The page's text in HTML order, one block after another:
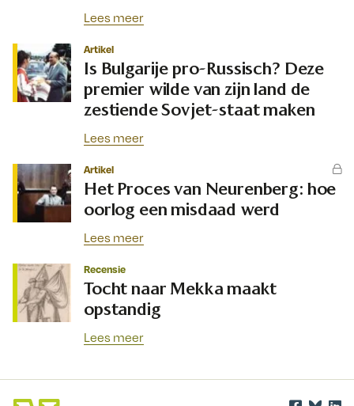
Lees meer
Artikel
Is Bulgarije pro-Russisch? Deze
premier wilde van zijn land de
zestiende Sovjet-staat maken
Lees meer
Artikel
Het Proces van Neurenberg: hoe
oorlog een misdaad werd
Lees meer
Recensie
Tocht naar Mekka maakt
opstandig
Lees meer